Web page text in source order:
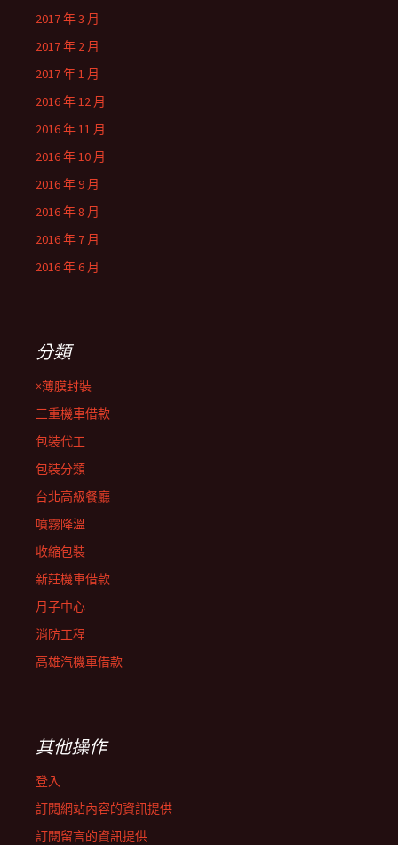
2017 年 3 月
2017 年 2 月
2017 年 1 月
2016 年 12 月
2016 年 11 月
2016 年 10 月
2016 年 9 月
2016 年 8 月
2016 年 7 月
2016 年 6 月
分類
×薄膜封裝
三重機車借款
包裝代工
包裝分類
台北高級餐廳
噴霧降溫
收縮包裝
新莊機車借款
月子中心
消防工程
高雄汽機車借款
其他操作
登入
訂閱網站內容的資訊提供
訂閱留言的資訊提供